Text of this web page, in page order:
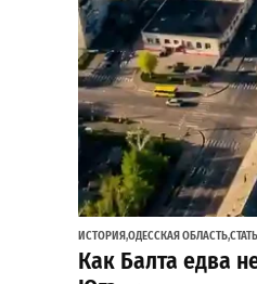
ИСТОРИЯ,ОДЕССКАЯ ОБЛАСТЬ,
Как Балта едва